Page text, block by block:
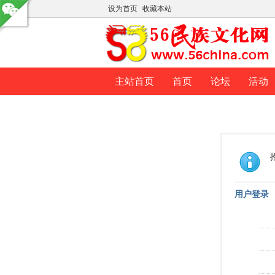
设为首页 收藏本站
主站首页 首页 论坛 活动
用户登录